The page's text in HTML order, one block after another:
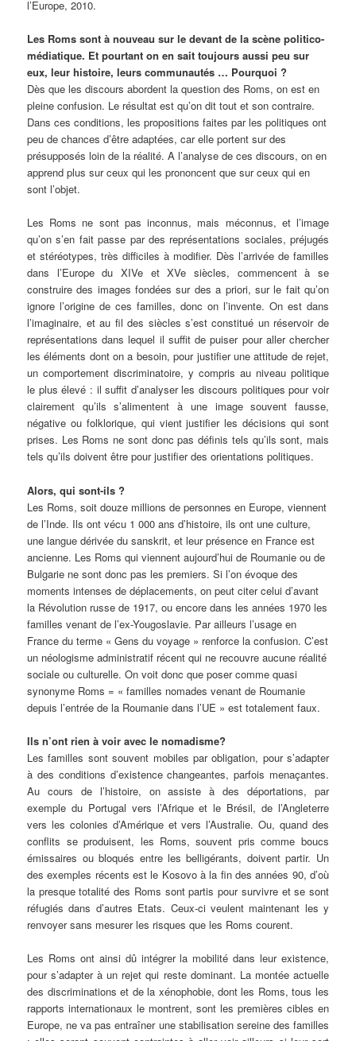
l’Europe, 2010.
Les Roms sont à nouveau sur le devant de la scène politico-
médiatique. Et pourtant on en sait toujours aussi peu sur
eux, leur histoire, leurs communautés … Pourquoi ?
Dès que les discours abordent la question des Roms, on est en
pleine confusion. Le résultat est qu’on dit tout et son contraire.
Dans ces conditions, les propositions faites par les politiques ont
peu de chances d’être adaptées, car elle portent sur des
présupposés loin de la réalité. A l’analyse de ces discours, on en
apprend plus sur ceux qui les prononcent que sur ceux qui en
sont l’objet.
Les Roms ne sont pas inconnus, mais méconnus, et l’image
qu’on s’en fait passe par des représentations sociales, préjugés
et stéréotypes, très difficiles à modifier. Dès l’arrivée de familles
dans l’Europe du XIVe et XVe siècles, commencent à se
construire des images fondées sur des a priori, sur le fait qu’on
ignore l’origine de ces familles, donc on l’invente. On est dans
l’imaginaire, et au fil des siècles s’est constitué un réservoir de
représentations dans lequel il suffit de puiser pour aller chercher
les éléments dont on a besoin, pour justifier une attitude de rejet,
un comportement discriminatoire, y compris au niveau politique
le plus élevé : il suffit d’analyser les discours politiques pour voir
clairement qu’ils s’alimentent à une image souvent fausse,
négative ou folklorique, qui vient justifier les décisions qui sont
prises. Les Roms ne sont donc pas définis tels qu’ils sont, mais
tels qu’ils doivent être pour justifier des orientations politiques.
Alors, qui sont-ils ?
Les Roms, soit douze millions de personnes en Europe, viennent
de l’Inde. Ils ont vécu 1 000 ans d’histoire, ils ont une culture,
une langue dérivée du sanskrit, et leur présence en France est
ancienne. Les Roms qui viennent aujourd’hui de Roumanie ou de
Bulgarie ne sont donc pas les premiers. Si l’on évoque des
moments intenses de déplacements, on peut citer celui d’avant
la Révolution russe de 1917, ou encore dans les années 1970 les
familles venant de l’ex-Yougoslavie. Par ailleurs l’usage en
France du terme « Gens du voyage » renforce la confusion. C’est
un néologisme administratif récent qui ne recouvre aucune réalité
sociale ou culturelle. On voit donc que poser comme quasi
synonyme Roms = « familles nomades venant de Roumanie
depuis l’entrée de la Roumanie dans l’UE » est totalement faux.
Ils n’ont rien à voir avec le nomadisme?
Les familles sont souvent mobiles par obligation, pour s’adapter
à des conditions d’existence changeantes, parfois menaçantes.
Au cours de l’histoire, on assiste à des déportations, par
exemple du Portugal vers l’Afrique et le Brésil, de l’Angleterre
vers les colonies d’Amérique et vers l’Australie. Ou, quand des
conflits se produisent, les Roms, souvent pris comme boucs
émissaires ou bloqués entre les belligérants, doivent partir. Un
des exemples récents est le Kosovo à la fin des années 90, d’où
la presque totalité des Roms sont partis pour survivre et se sont
réfugiés dans d’autres Etats. Ceux-ci veulent maintenant les y
renvoyer sans mesurer les risques que les Roms courent.
Les Roms ont ainsi dû intégrer la mobilité dans leur existence,
pour s’adapter à un rejet qui reste dominant. La montée actuelle
des discriminations et de la xénophobie, dont les Roms, tous les
rapports internationaux le montrent, sont les premières cibles en
Europe, ne va pas entraîner une stabilisation sereine des familles